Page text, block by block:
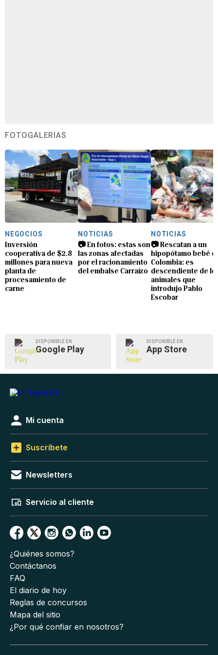
FOTOGALERÍAS
NEGOCIOS
Inversión
cooperativa de $2.8
millones para nueva
planta de
procesamiento de
carne
NOTICIAS
📷 En fotos: estas son
las zonas afectadas
por el racionamiento
del embalse Carraízo
NOTICIAS
📷 Rescatan a un
hipopótamo bebé
Colombia: es
descendiente de
animales que
introdujo Pablo
Escobar
DISPONIBLE EN
Google Play
DISPONIBLE EN
App Store
Mi cuenta
Suscríbete
Newsletters
Servicio al cliente
¿Quiénes somos?
Contáctanos
FAQ
El diario de hoy
Reglas de concursos
Mapa del sitio
¿Por qué confiar en nosotros?